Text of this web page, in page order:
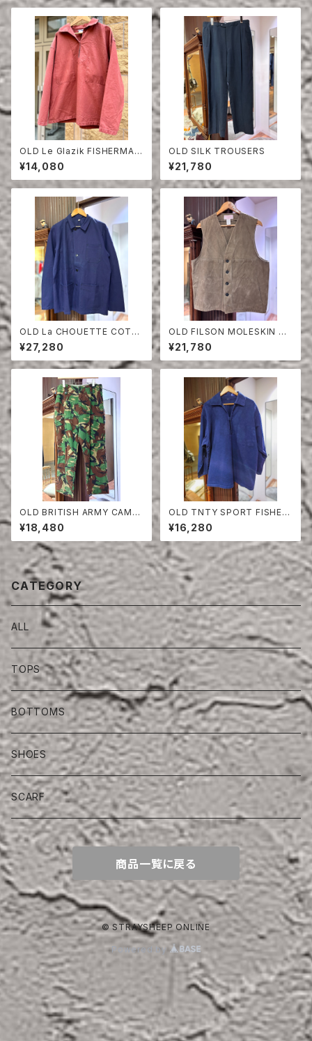
OLD Le Glazik FISHERMAN
SMOCK ONE WASH
¥14,080
OLD SILK TROUSERS
¥21,780
OLD La CHOUETTE COTT
ON TWILL JACKET DEAD S
TOCK
¥27,280
OLD FILSON MOLESKIN VE
ST
¥21,780
OLD BRITISH ARMY CAMO
UFLAGE TROUSERS
¥18,480
OLD TNTY SPORT FISHER
MAN SMOCK
¥16,280
CATEGORY
ALL
TOPS
BOTTOMS
SHOES
SCARF
商品一覧に戻る
© STRAYSHEEP ONLINE
Powered by